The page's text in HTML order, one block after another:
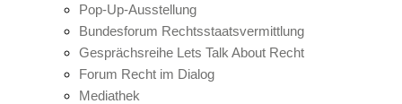
Pop-Up-Ausstellung
Bundesforum Rechtsstaatsvermittlung
Gesprächsreihe Lets Talk About Recht
Forum Recht im Dialog
Mediathek